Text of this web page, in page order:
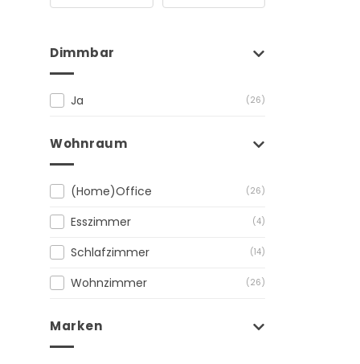
Dimmbar
Ja (26)
Wohnraum
(Home)Office (26)
Esszimmer (4)
Schlafzimmer (14)
Wohnzimmer (26)
Marken